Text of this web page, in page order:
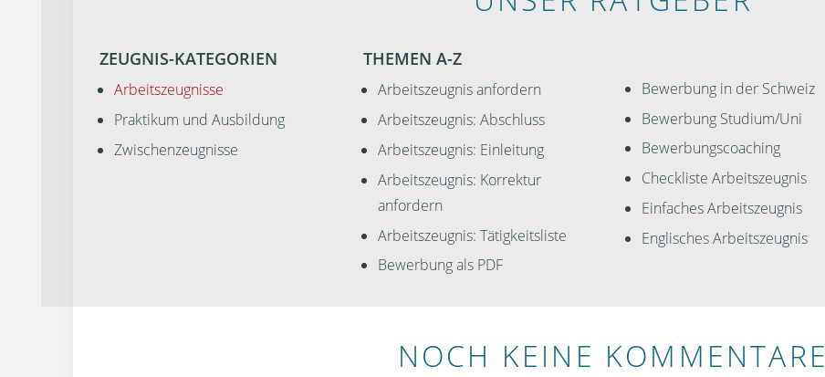
ZEUGNIS-KATEGORIEN
Arbeitszeugnisse
Praktikum und Ausbildung
Zwischenzeugnisse
THEMEN A-Z
Arbeitszeugnis anfordern
Arbeitszeugnis: Abschluss
Arbeitszeugnis: Einleitung
Arbeitszeugnis: Korrektur
anfordern
Arbeitszeugnis: Tätigkeitsliste
Bewerbung als PDF
Bewerbung in der Schweiz
Bewerbung Studium/Uni
Bewerbungscoaching
Checkliste Arbeitszeugnis
Einfaches Arbeitszeugnis
Englisches Arbeitszeugnis
NOCH KEINE KOMMENTARE